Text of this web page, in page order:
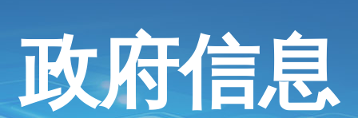
政府信息